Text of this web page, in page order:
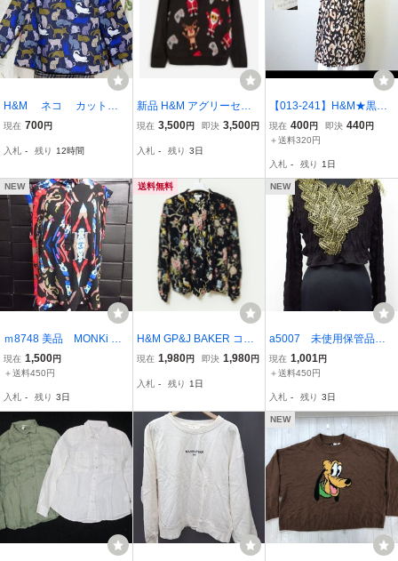
H&M ネコ カットソ
ー トップス 猫 ねこ
現在 700円
入札 - 残り 12時間
新品 H&M アグリーセー
ター 160/165 キッズ サン
ァミコン ゲーム コントロ
チアンドエム
現在 3,500円 即決 3,500円
入札 - 残り 3日
【013-241】H&M★黒系
プリントノースリーブブ
ラウス/Mサイズ
現在 400円 即決 440円
＋送料320円
入札 - 残り 1日
NEW
ｍ8748 美品 MONKi H&
M ノースリーブブラウ
ス トップス 襟付き
ズＳ
現在 1,500円
＋送料450円
入札 - 残り 3日
送料無料
H&M GP&J BAKER コラ
ボ レディース EUR34 花
ー ブラウス 中古 送料込
現在 1,980円 即決 1,980円
入札 - 残り 1日
NEW
a5007 未使用保管品 D
IVIDED H＆M トップ
ス ショート丈 ブラッ
チーフ フリンジ EUR
L UK Lサイズ
現在 1,001 円
＋送料450円
入札 - 残り 3日
NEW